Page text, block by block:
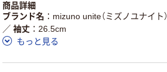
商品詳細
ブランド名
mizuno unite（ミズノユナイト）
／ 袖丈
26.5cm
もっと見る